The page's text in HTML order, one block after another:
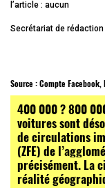
l’article : aucun
Secrétariat de
Source :Compte
400 000 ? 800
voitures sont
de circulations
(ZFE) de
précisément. La
réalité